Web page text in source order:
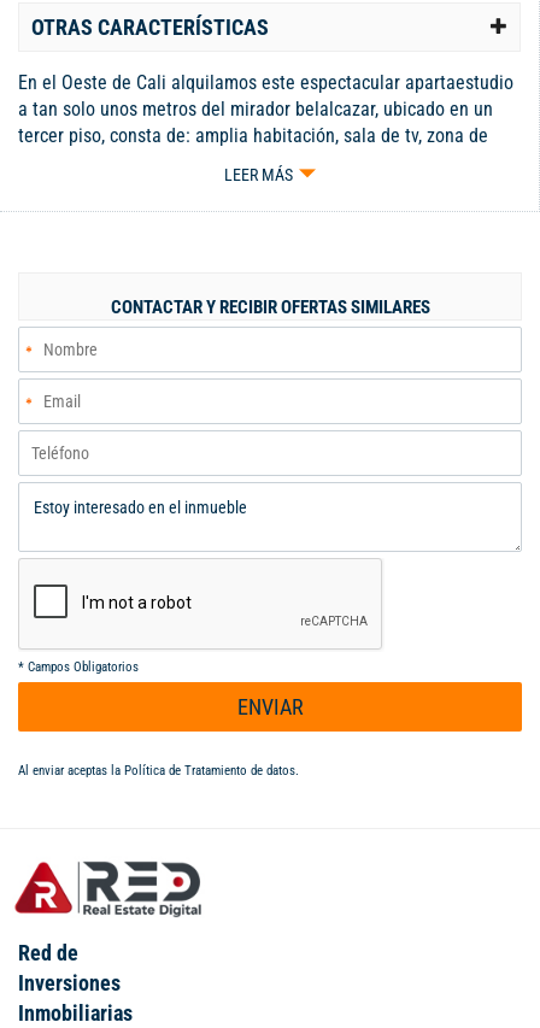
OTRAS CARACTERÍSTICAS
En el Oeste de Cali alquilamos este espectacular apartaestudio
a tan solo unos metros del mirador belalcazar, ubicado en un
tercer piso, consta de: amplia habitación, sala de tv, zona de
oficios, baño, dispone de parqueadero propio, excelente vista a
LEER MÁS
CONTACTAR Y RECIBIR OFERTAS SIMILARES
* Campos Obligatorios
ENVIAR
Al enviar aceptas la Política de Tratamiento de datos.
Red de
Inversiones
Inmobiliarias